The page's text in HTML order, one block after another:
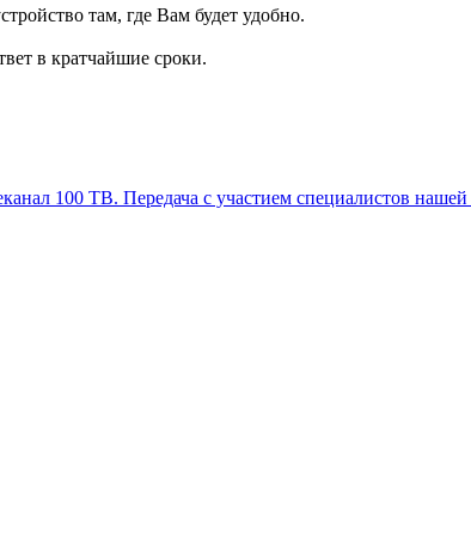
там, где Вам будет удобно.
в кратчайшие сроки.
100 ТВ. Передача с участием специалистов нашей